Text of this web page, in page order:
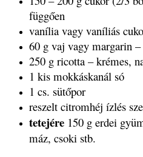
függően
vanília vagy vaníliás
60 g vaj vagy margarin –
250 g ricotta – krémes,
1 kis mokkáskanál só
1 cs. sütőpor
reszelt citromhéj ízlés
tetejére 150 g erdei
máz, csoki stb.